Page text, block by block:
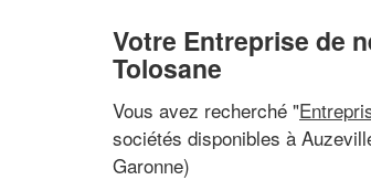
Votre Entreprise de
Tolosane
Vous avez recherché "
sociétés disponibles à
Garonne)